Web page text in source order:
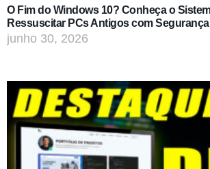
O Fim do Windows 10? Conheça o
Ressuscitar PCs Antigos com Segurança
junho 30, 2026